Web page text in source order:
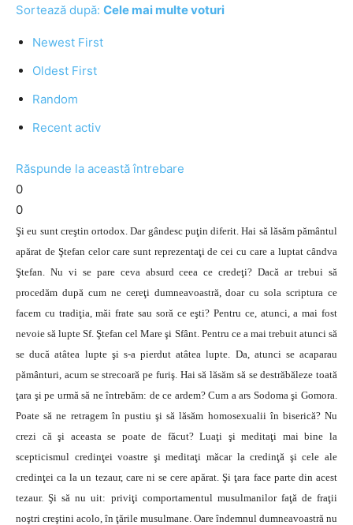
Sortează după: Cele mai multe voturi
Newest First
Oldest First
Random
Recent activ
Răspunde la această întrebare
0
0
Şi eu sunt creştin ortodox. Dar gândesc puţin diferit. Hai să lăsăm pământul
apărat de Ştefan celor care sunt reprezentaţi de cei cu care a luptat cândva
Ştefan. Nu vi se pare ceva absurd ceea ce credeţi? Dacă ar trebui să
procedăm după cum ne cereţi dumneavoastră, doar cu sola scriptura ce
facem cu tradiţia, măi frate sau soră ce eşti? Pentru ce, atunci, a mai fost
nevoie să lupte Sf. Ştefan cel Mare şi Sfânt. Pentru ce a mai trebuit atunci să
se ducă atâtea lupte şi s-a pierdut atâtea lupte. Da, atunci se acaparau
pământuri, acum se strecoară pe furiş. Hai să lăsăm să se destrăbăleze toată
ţara şi pe urmă să ne întrebăm: de ce ardem? Cum a ars Sodoma şi Gomora.
Poate să ne retragem în pustiu şi să lăsăm homosexualii în biserică? Nu
crezi că şi aceasta se poate de făcut? Luaţi şi meditaţi mai bine la
scepticismul credinţei voastre şi meditaţi măcar la credinţă şi cele ale
credinţei ca la un tezaur, care ni se cere apărat. Şi ţara face parte din acest
tezaur. Şi să nu uit: priviţi comportamentul musulmanilor faţă de fraţii
noştri creştini acolo, în ţările musulmane. Oare îndemnul dumneavoastră nu